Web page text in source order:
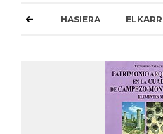
HASIERA